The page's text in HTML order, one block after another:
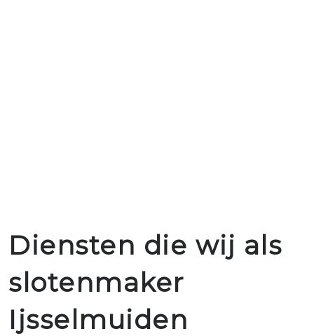
Diensten die wij als
slotenmaker
Ijsselmuiden